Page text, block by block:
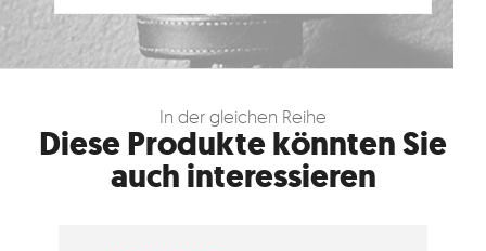
In der gleichen Reihe
Diese Produkte könnten Sie
auch interessieren